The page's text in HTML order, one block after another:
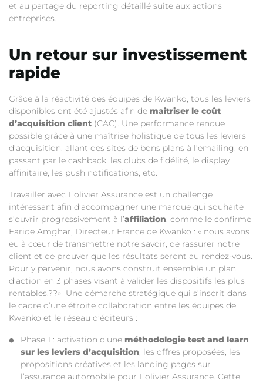
et au partage du reporting détaillé suite aux actions
entreprises.
Un retour sur investissement
rapide
Grâce à la réactivité des équipes de Kwanko, tous les leviers
disponibles ont été ajustés afin de maîtriser le coût
d’acquisition client (CAC). Une performance rendue
possible grâce à une maîtrise holistique de tous les leviers
d’acquisition, allant des sites de bons plans à l’emailing, en
passant par le cashback, les clubs de fidélité, le display
affinitaire, les push notifications, etc.
Travailler avec L’olivier Assurance est un challenge
intéressant afin d’accompagner une marque qui souhaite
s’ouvrir progressivement à l’affiliation, comme le confirme
Faride Amghar, Directeur France de Kwanko : « nous avons
eu à cœur de transmettre notre savoir, de rassurer notre
client et de prouver que les résultats seront au rendez-vous.
Pour y parvenir, nous avons construit ensemble un plan
d’action en 3 phases visant à valider les dispositifs les plus
rentables.??» Une démarche stratégique qui s’inscrit dans
le cadre d’une étroite collaboration entre les équipes de
Kwanko et le réseau d’éditeurs :
Phase 1 : activation d’une méthodologie test and learn
sur les leviers d’acquisition, les offres proposées, les
propositions créatives et les landing pages sur
l’assurance automobile pour L’olivier Assurance. Cette